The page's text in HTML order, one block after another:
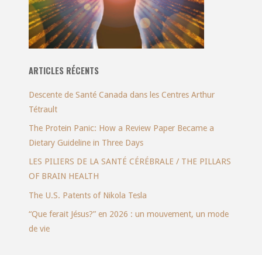
ARTICLES RÉCENTS
Descente de Santé Canada dans les Centres Arthur
Tétrault
The Protein Panic: How a Review Paper Became a
Dietary Guideline in Three Days
LES PILIERS DE LA SANTÉ CÉRÉBRALE / THE PILLARS
OF BRAIN HEALTH
The U.S. Patents of Nikola Tesla
“Que ferait Jésus?” en 2026 : un mouvement, un mode
de vie